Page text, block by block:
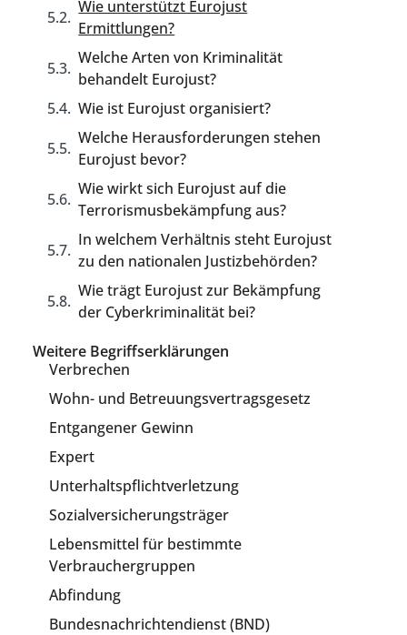
Wie unterstützt Eurojust
Ermittlungen?
Welche Arten von Kriminalität
behandelt Eurojust?
Wie ist Eurojust organisiert?
Welche Herausforderungen stehen
Eurojust bevor?
Wie wirkt sich Eurojust auf die
Terrorismusbekämpfung aus?
In welchem Verhältnis steht Eurojust
zu den nationalen Justizbehörden?
Wie trägt Eurojust zur Bekämpfung
der Cyberkriminalität bei?
Weitere Begriffserklärungen
Verbrechen
Wohn- und Betreuungsvertragsgesetz
Entgangener Gewinn
Expert
Unterhaltspflichtverletzung
Sozialversicherungsträger
Lebensmittel für bestimmte
Verbrauchergruppen
Abfindung
Bundesnachrichtendienst (BND)